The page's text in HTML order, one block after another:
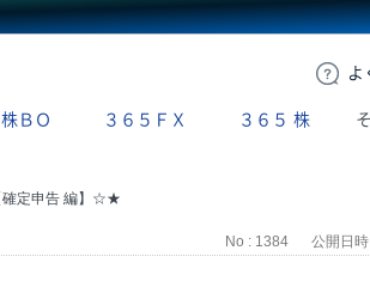
よ
株ＢＯ ３６５ＦＸ ３６５ 株
定申告 編】☆★
No : 1384 公開日